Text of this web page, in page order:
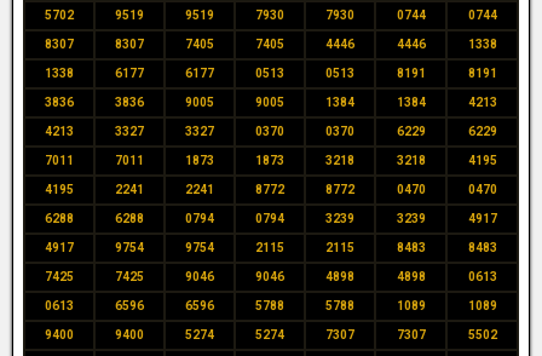
5702 9519 9519 7930 7930 0744 0744
8307 8307 7405 7405 4446 4446 1338
1338 6177 6177 0513 0513 8191 8191
3836 3836 9005 9005 1384 1384 4213
4213 3327 3327 0370 0370 6229 6229
7011 7011 1873 1873 3218 3218 4195
4195 2241 2241 8772 8772 0470 0470
6288 6288 0794 0794 3239 3239 4917
4917 9754 9754 2115 2115 8483 8483
7425 7425 9046 9046 4898 4898 0613
0613 6596 6596 5788 5788 1089 1089
9400 9400 5274 5274 7307 7307 5502